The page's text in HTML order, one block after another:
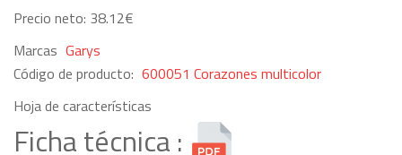
Precio neto: 38.12€
Marcas Garys
Código de producto: 600051 Corazones multicolor
Hoja de características
Ficha técnica :